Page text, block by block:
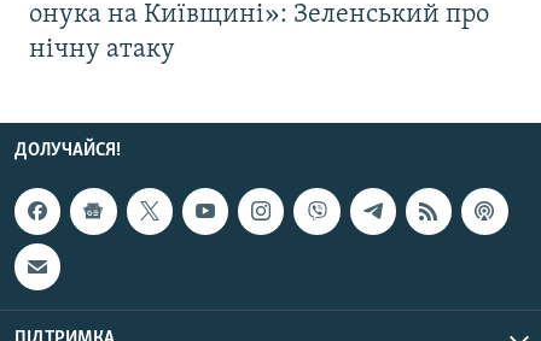
онука на Київщині»: Зеленський про
нічну атаку
ДОЛУЧАЙСЯ!